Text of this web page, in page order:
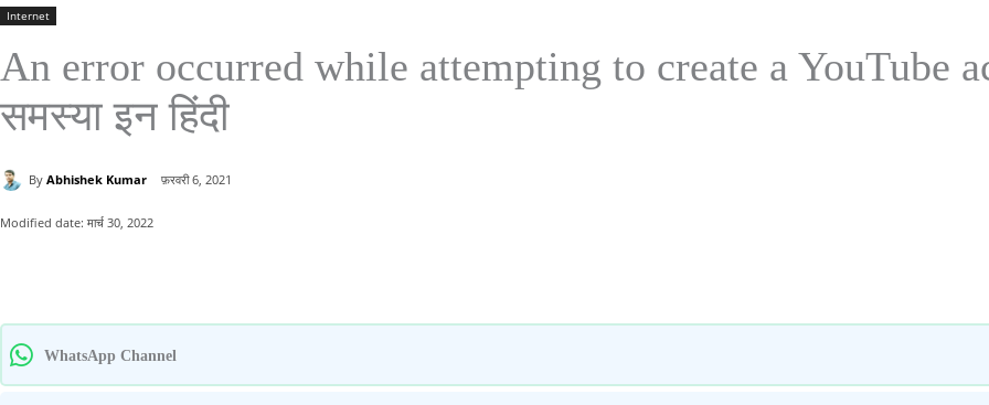
Internet
An error occurred while attempting to create a YouTube
समस्या इन हिंदी
By Abhishek Kumar फ़रवरी 6, 2021
Modified date: मार्च 30, 2022
WhatsApp Channel